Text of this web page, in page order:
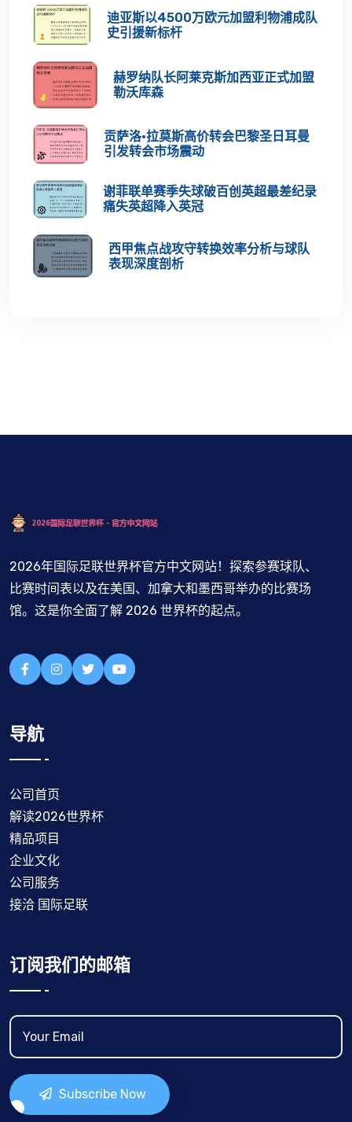
迪亚斯以4500万欧元加盟利物浦成队
史引援新标杆
赫罗纳队长阿莱克斯加西亚正式加盟
勒沃库森
贡萨洛·拉莫斯高价转会巴黎圣日耳曼
引发转会市场震动
谢菲联单赛季失球破百创英超最差纪录
痛失英超降入英冠
西甲焦点战攻守转换效率分析与球队
表现深度剖析
2026年国际足联世界杯官方中文网站！探索参赛球队、
比赛时间表以及在美国、加拿大和墨西哥举办的比赛场
馆。这是你全面了解 2026 世界杯的起点。
导航
公司首页
解读2026世界杯
精品项目
企业文化
公司服务
接洽 国际足联
订阅我们的邮箱
Subscribe Now